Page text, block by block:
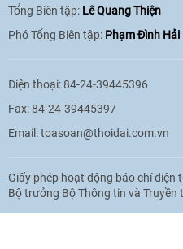
sinh
14:41 12/06/2026
Tổng Biên tập: Lê Quang Thiện
Phó Tổng Biên tập: Phạm Đình Hải
Điện thoại: 84-24-39445396
Fax: 84-24-39445397
Email:toasoan@thoidai.com.vn
Giấy phép hoạt động báo chí
Bộ trưởng Bộ Thông tin và Truyền